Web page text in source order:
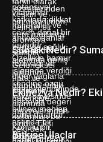
Sumak Nedir?
Ekinezya Nedir?
Bitkisel İlaçlar